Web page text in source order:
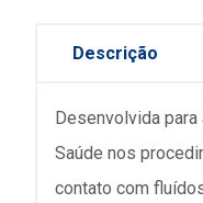
Descrição
Desenvolvida
Saúde nos
contato com